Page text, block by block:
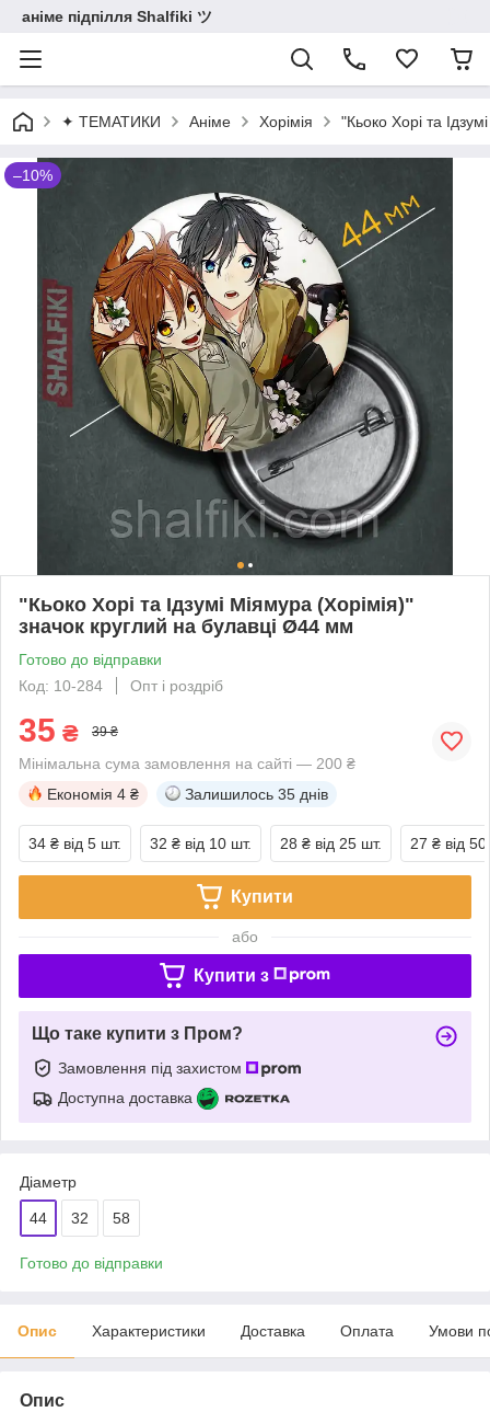
аніме підпілля Shalfiki ツ
✦ ТЕМАТИКИ Аніме Хорімія "Кьоко Хорі та
–10%
"Кьоко Хорі та Ідзумі Міямура (Хорімія)"
значок круглий на булавці Ø44 мм
Готово до відправки
Код: 10-284
Опт і роздріб
35 ₴ 39 ₴
Мінімальна сума замовлення на сайті — 200 ₴
Економія 4 ₴ Залишилось 35 днів
34 ₴ від 5 шт. 32 ₴ від 10 шт. 28 ₴ від 25 шт. 27 ₴ від
Купити
або
Купити з
Що таке купити з Пром?
Замовлення під захистом
Доступна доставка
Діаметр
44 32 58
Готово до відправки
Опис Характеристики Доставка Оплата Умови
Опис